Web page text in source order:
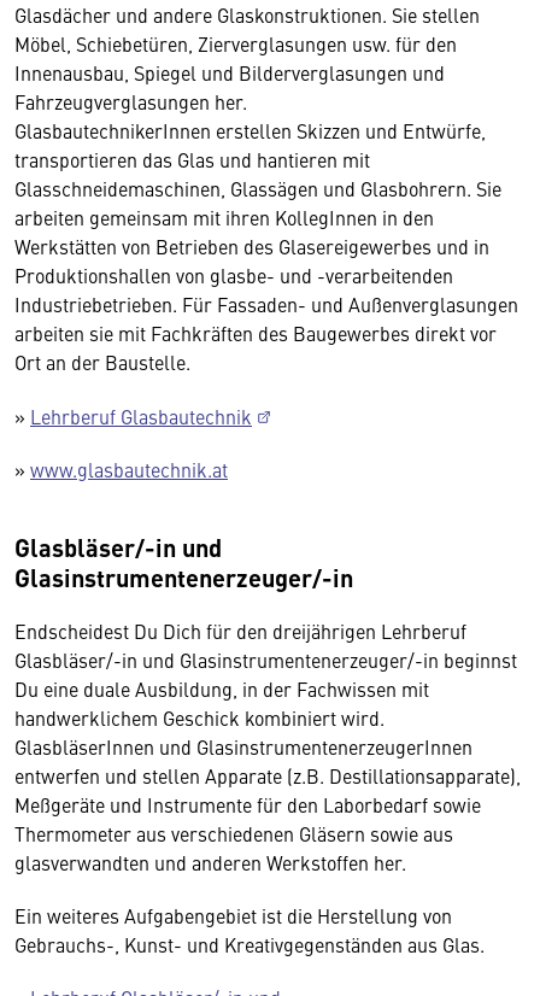
Glasdächer und andere Glaskonstruktionen. Sie stellen
Möbel, Schiebetüren, Zierverglasungen usw. für den
Innenausbau, Spiegel und Bilderverglasungen und
Fahrzeugverglasungen her.
GlasbautechnikerInnen erstellen Skizzen und Entwürfe,
transportieren das Glas und hantieren mit
Glasschneidemaschinen, Glassägen und Glasbohrern. Sie
arbeiten gemeinsam mit ihren KollegInnen in den
Werkstätten von Betrieben des Glasereigewerbes und in
Produktionshallen von glasbe- und -verarbeitenden
Industriebetrieben. Für Fassaden- und Außenverglasungen
arbeiten sie mit Fachkräften des Baugewerbes direkt vor
Ort an der Baustelle.
» Lehrberuf Glasbautechnik
» www.glasbautechnik.at
Glasbläser/-in und
Glasinstrumentenerzeuger/-in
Endscheidest Du Dich für den dreijährigen Lehrberuf
Glasbläser/-in und Glasinstrumentenerzeuger/-in beginnst
Du eine duale Ausbildung, in der Fachwissen mit
handwerklichem Geschick kombiniert wird.
GlasbläserInnen und GlasinstrumentenerzeugerInnen
entwerfen und stellen Apparate (z.B. Destillationsapparate),
Meßgeräte und Instrumente für den Laborbedarf sowie
Thermometer aus verschiedenen Gläsern sowie aus
glasverwandten und anderen Werkstoffen her.
Ein weiteres Aufgabengebiet ist die Herstellung von
Gebrauchs-, Kunst- und Kreativgegenständen aus Glas.